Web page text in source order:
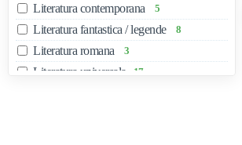
Literatura contemporana 5
Literatura fantastica / legende 8
Literatura romana 3
Literatura universala 17